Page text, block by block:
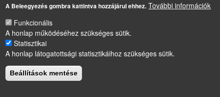
LÁBLÉC
Sütikezelési szabályzat
Drupalalapú webhely
A Beleegyezés gombra kattintva hozzájárul ehhez. További információk
Funkcionális
A honlap működéséhez szükséges sütik.
Statisztikai
A honlap látogatottsági statisztikáihoz szükséges sütik.
Beállítások mentése